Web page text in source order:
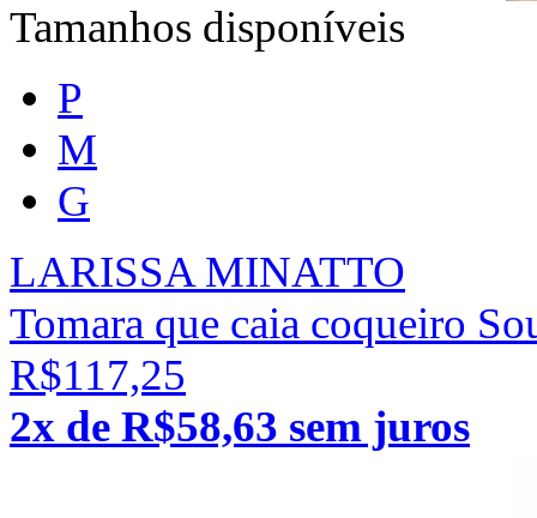
Tamanhos disponíveis
P
M
G
LARISSA MINATTO
Tomara que caia coqueiro
R$117,25
2x de R$58,63 sem juros